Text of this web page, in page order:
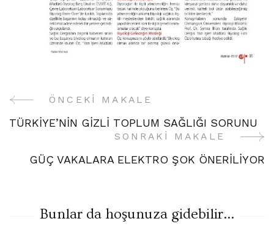
YazıÖNCEKI MAKALE
TÜRKİYE’NİN GİZLİ TOPLUM SAĞLIĞI SORUNU
SONRAKI MAKALE
GÜÇ VAKALARA ELEKTRO ŞOK ÖNERİLİYOR
Bunlar da hoşunuza gidebilir...